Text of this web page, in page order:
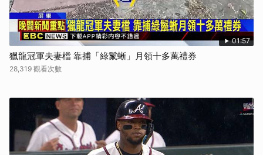
01:57
獵龍冠軍夫妻檔 靠捕「綠鬣蜥」月領十多萬禮券
28,319 觀看次數